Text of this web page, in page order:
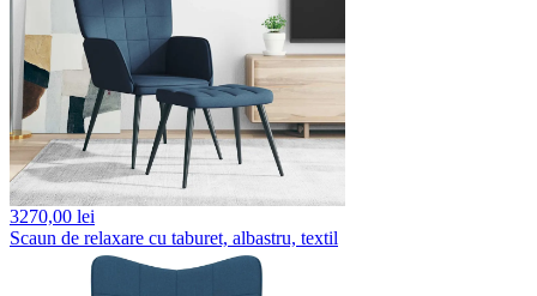
3270,00 lei
Scaun de relaxare cu taburet, albastru, textil